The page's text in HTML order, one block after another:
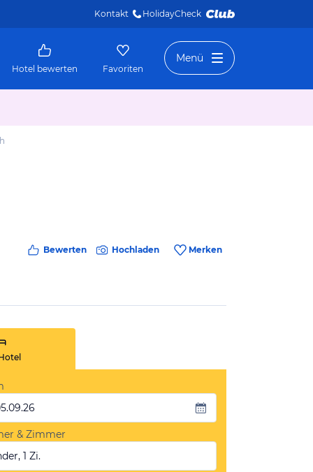
Kontakt HolidayCheck
Hotel bewerten Favoriten
Menü
Bewerten Hochladen Merken
& Zimmer
1 Zi.